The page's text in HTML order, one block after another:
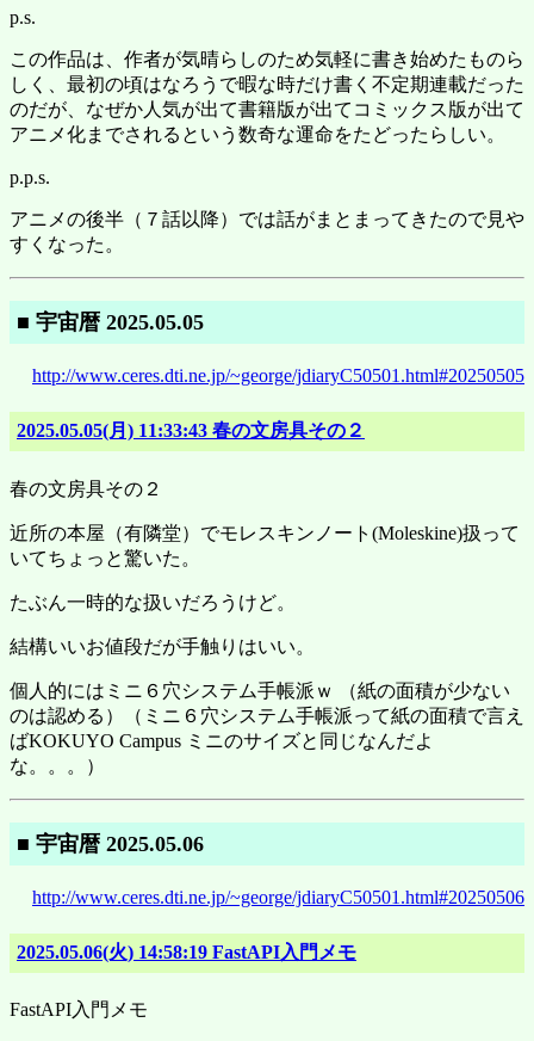
p.s.
この作品は、作者が気晴らしのため気軽に書き始めたものら
しく、最初の頃はなろうで暇な時だけ書く不定期連載だった
のだが、なぜか人気が出て書籍版が出てコミックス版が出て
アニメ化までされるという数奇な運命をたどったらしい。
p.p.s.
アニメの後半（７話以降）では話がまとまってきたので見や
すくなった。
■ 宇宙暦 2025.05.05
http://www.ceres.dti.ne.jp/~george/jdiaryC50501.html#20250505
2025.05.05(月) 11:33:43 春の文房具その２
春の文房具その２
近所の本屋（有隣堂）でモレスキンノート(Moleskine)扱って
いてちょっと驚いた。
たぶん一時的な扱いだろうけど。
結構いいお値段だが手触りはいい。
個人的にはミニ６穴システム手帳派ｗ （紙の面積が少ない
のは認める）（ミニ６穴システム手帳派って紙の面積で言え
ばKOKUYO Campus ミニのサイズと同じなんだよ
な。。。）
■ 宇宙暦 2025.05.06
http://www.ceres.dti.ne.jp/~george/jdiaryC50501.html#20250506
2025.05.06(火) 14:58:19 FastAPI入門メモ
FastAPI入門メモ